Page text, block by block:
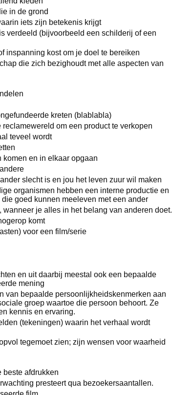
in de grond
iets zijn betekenis krijgt
verdeeld (bijvoorbeeld een schilderij of een
inspanning kost om je doel te bereiken
die zich bezighoudt met alle aspecten van
kreten (blablabla)
reclamewereld om een product te verkopen
teveel wordt
en in elkaar opgaan
slecht is en jou het leven zuur wil maken
organismen hebben een interne productie en
goed kunnen meeleven met een ander
je alles in het belang van anderen doet.
komt
voor een film/serie
en uit daarbij meestal ook een bepaalde
mening
van bepaalde persoonlijkheidskenmerken aan
groep waartoe die persoon behoort. Ze
kennis en ervaring.
(tekeningen) waarin het verhaal wordt
tegemoet zien; zijn wensen voor waarheid
beste afdrukken
presteert qua bezoekersaantallen.